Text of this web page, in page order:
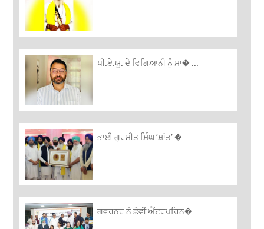
ਪੀ.ਏ.ਯੂ. ਦੇ ਵਿਗਿਆਨੀ ਨੂੰ ਮਾ� ...
ਭਾਈ ਗੁਰਮੀਤ ਸਿੰਘ ‘ਸ਼ਾਂਤ’ � ...
ਗਵਰਨਰ ਨੇ ਛੇਵੀਂ ਐਂਟਰਪਰਿਨ� ...